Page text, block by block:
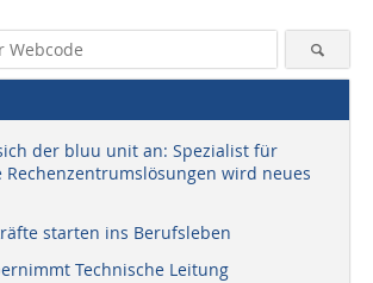
der bluu unit an: Spezialist für
wird neues
starten ins Berufsleben
Technische Leitung